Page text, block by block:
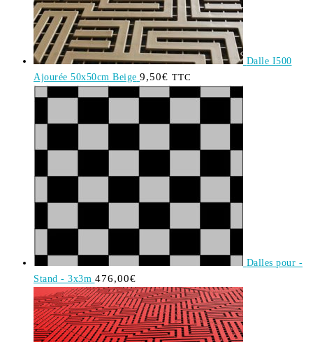
Dalle I500
Ajourée 50x50cm Beige 9,50€ TTC
Dalles pour -
Stand - 3x3m 476,00€